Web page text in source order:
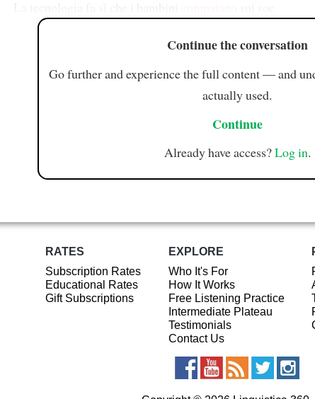
Continue the conversation
Go further and experience the full content — and
actually used.
Continue
Already have access?Log in.
RATES
Subscription Rates
Educational Rates
Gift Subscriptions
EXPLORE
Who It's For
How It Works
Free Listening Practice
Intermediate Plateau
Testimonials
Contact Us